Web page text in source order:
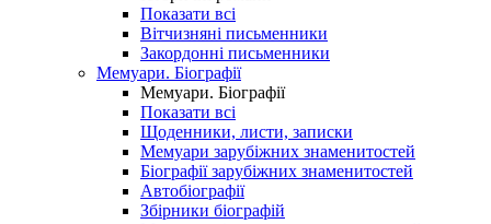
Показати всі
Вітчизняні письменники
Закордонні письменники
Мемуари. Біографії
Мемуари. Біографії
Показати всі
Щоденники, листи, записки
Мемуари зарубіжних знаменитостей
Біографії зарубіжних знаменитостей
Автобіографії
Збірники біографій